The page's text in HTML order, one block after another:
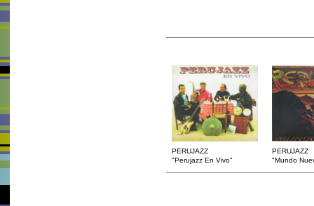
PERUJAZZ
"Perujazz En Vivo"
PERUJAZZ
"Mundo